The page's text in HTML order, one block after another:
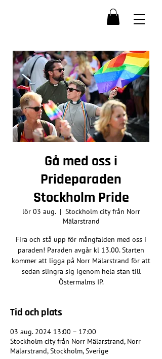
Gå med oss i
Prideparaden
Stockholm Pride
lör 03 aug.
  |
Stockholm city från Norr
Mälarstrand
Fira och stå upp för mångfalden med oss i
paraden! Paraden avgår kl 13.00. Starten
kommer att ligga på Norr Mälarstrand för att
sedan slingra sig igenom hela stan till
Östermalms IP.
Tid och plats
03 aug. 2024 13:00 – 17:00
Stockholm city från Norr Mälarstrand, Norr
Mälarstrand, Stockholm, Sverige